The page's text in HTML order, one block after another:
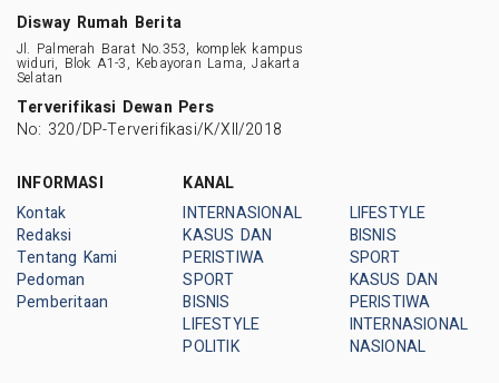
Disway Rumah Berita
Jl. Palmerah Barat No.353, komplek kampus
widuri, Blok A1-3, Kebayoran Lama, Jakarta
Selatan
Terverifikasi Dewan Pers
No: 320/DP-Terverifikasi/K/XII/2018
INFORMASI
Kontak
Redaksi
Tentang Kami
Pedoman
Pemberitaan
KANAL
INTERNASIONAL
KASUS DAN
PERISTIWA
SPORT
BISNIS
LIFESTYLE
POLITIK
LIFESTYLE
BISNIS
SPORT
KASUS DAN
PERISTIWA
INTERNASIONAL
NASIONAL